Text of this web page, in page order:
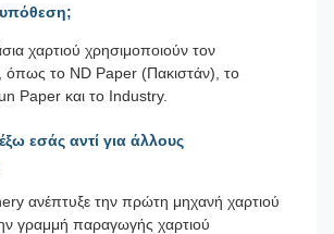
υπόθεση;
χαρτιού χρησιμοποιούν τον
όπως το ND Paper (Πακιστάν), το
Paper και το Industry.
εσάς αντί για άλλους
ανέπτυξε την πρώτη μηχανή χαρτιού
γραμμή παραγωγής χαρτιού